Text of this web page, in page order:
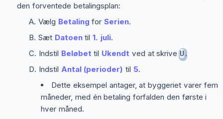
den forventede betalingsplan:
Vælg Betaling forSerien.
Sæt Datoentil1. juli.
Indstil Beløbet til Ukendt ved at skriveU .
Indstil Antal (perioder) til 5.
Dette eksempel antager, at byggeriet varer fem
måneder, med én betaling forfalden den første i
hver måned.